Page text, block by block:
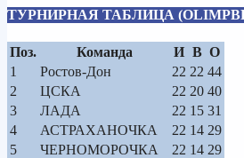
ТУРНИРНАЯ ТАБЛИЦА
Поз. Команда И В О
1
Ростов-Дон 22 22 44
2
ЦСКА 22 20 40
3
ЛАДА 22 15 31
4
АСТРАХАНОЧКА 22 14 29
5
ЧЕРНОМОРОЧКА 22 14 29